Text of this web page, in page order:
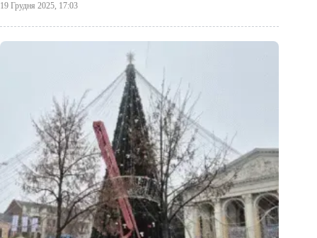
19 Грудня 2025, 17:03